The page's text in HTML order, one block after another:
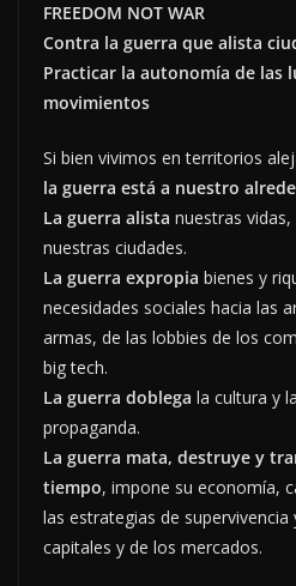
FREEDOM NOT WAR
Contra la guerra que alista
Practicar la autonomía de las
movimientos
Si bien vivimos en territorios
la guerra está a nuestro
La guerra alista nuestras
nuestras ciudades.
La guerra expropia bienes y
necesidades sociales hacia las
armas, de las lobbies de los
big tech.
La guerra doblega la cultura y
propaganda.
La guerra mata, destruye y
tiempo, impone su economía,
las estrategias de supervivencia
capitales y de los mercados.